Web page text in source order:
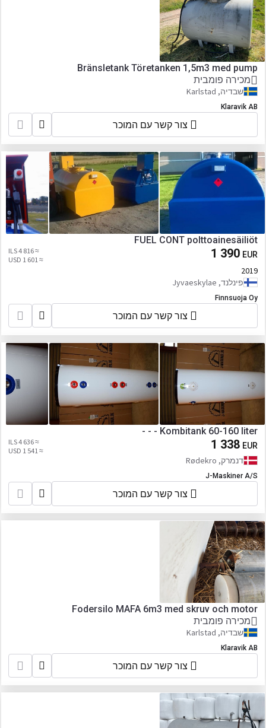
Bränsletank Töretanken 1,5m3 med pump
מכירה פומבית
שבדיה, Karlstad
Klaravik AB
צור קשר עם המוכר
FUEL CONT polttoainesäiliöt
1 390 EUR
≈ 4 816 ILS
≈ 1 601 USD
2019
פינלנד, Jyvaeskylae
Finnsuoja Oy
צור קשר עם המוכר
- - - Kombitank 60-160 liter
1 338 EUR
≈ 4 636 ILS
≈ 1 541 USD
דנמרק, Rødekro
J-Maskiner A/S
צור קשר עם המוכר
Fodersilo MAFA 6m3 med skruv och motor
מכירה פומבית
שבדיה, Karlstad
Klaravik AB
צור קשר עם המוכר